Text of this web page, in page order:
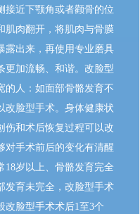
接近下颚角或者颧骨的位
肌肉翻开，将肌肉与骨膜
露出来，再使用专业磨具
更加流畅、和谐。改脸型
的人：如面部骨骼发育不
改脸型手术。身体健康状
伤和术后恢复过程可以改
对手术前后的变化有清醒
18岁以上、骨骼发育完全
发育未完全，改脸型手术
改脸型手术术后1至3个